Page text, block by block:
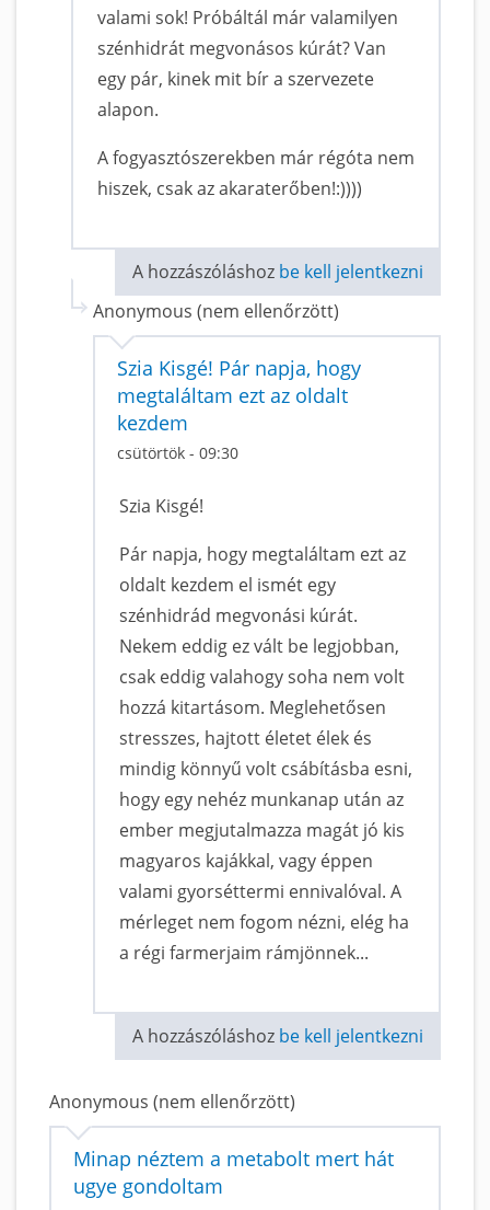
valami sok! Próbáltál már valamilyen
szénhidrát megvonásos kúrát? Van
egy pár, kinek mit bír a szervezete
alapon.
A fogyasztószerekben már régóta nem
hiszek, csak az akaraterőben!:))))
A hozzászóláshoz be kell jelentkezni
Anonymous (nem ellenőrzött)
Szia Kisgé! Pár napja, hogy
megtaláltam ezt az oldalt
kezdem
csütörtök - 09:30
Szia Kisgé!
Pár napja, hogy megtaláltam ezt az
oldalt kezdem el ismét egy
szénhidrád megvonási kúrát.
Nekem eddig ez vált be legjobban,
csak eddig valahogy soha nem volt
hozzá kitartásom. Meglehetősen
stresszes, hajtott életet élek és
mindig könnyű volt csábításba esni,
hogy egy nehéz munkanap után az
ember megjutalmazza magát jó kis
magyaros kajákkal, vagy éppen
valami gyorséttermi ennivalóval. A
mérleget nem fogom nézni, elég ha
a régi farmerjaim rámjönnek...
A hozzászóláshoz be kell jelentkezni
Anonymous (nem ellenőrzött)
Minap néztem a metabolt mert hát
ugye gondoltam